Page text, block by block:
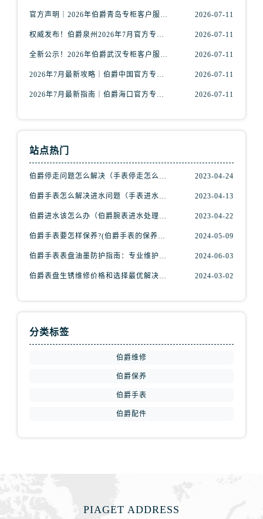
安徽省六安市金安区解放中路伯爵售后服务中心（需提前预约）
江苏省常州市新北区龙锦路1590号现代传媒中心5号楼10层1008室伯爵售后服务中心（需提前预约）
官方声明｜2026年伯爵青岛专柜客户服务电话核验公告，7月最新信息更新 2026-07-11
权威发布！伯爵泉州2026年7月官方专柜服务热线与客户接待信息 2026-07-11
全新公示！2026年伯爵武汉专柜客户服务热线（7月最新版）附门店详情 2026-07-11
2026年7月最新攻略｜伯爵中国官方专柜门店信息，客户服务热线一键核验 2026-07-11
2026年7月最新指南｜伯爵海口官方专柜服务热线+门店信息，一站式查询 2026-07-11
站点热门
伯爵停走问题怎么解决（手表停走怎么办） 2023-04-24
伯爵手表怎么解决进水问题（手表进水解决步骤） 2023-04-13
伯爵进水该怎么办（伯爵腕表进水处理方式） 2023-04-22
伯爵手表要怎样保养?(伯爵手表的保养方法) 2024-05-09
伯爵手表表盘油墨防护指南：专业维护，守护时光之美 2024-06-03
伯爵表盘生锈维修价格和选择最优解决方案?(表盘生锈 2024-03-02
分类标签
伯爵维修
伯爵保养
伯爵手表
伯爵配件
PIAGET ADDRESS